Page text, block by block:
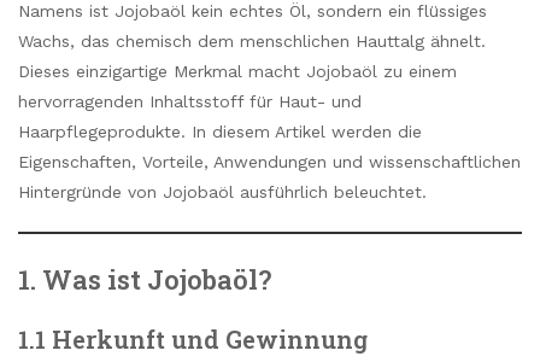
Namens ist Jojobaöl kein echtes Öl, sondern ein flüssiges
Wachs, das chemisch dem menschlichen Hauttalg ähnelt.
Dieses einzigartige Merkmal macht Jojobaöl zu einem
hervorragenden Inhaltsstoff für Haut- und
Haarpflegeprodukte. In diesem Artikel werden die
Eigenschaften, Vorteile, Anwendungen und wissenschaftlichen
Hintergründe von Jojobaöl ausführlich beleuchtet.
1. Was ist Jojobaöl?
1.1 Herkunft und Gewinnung